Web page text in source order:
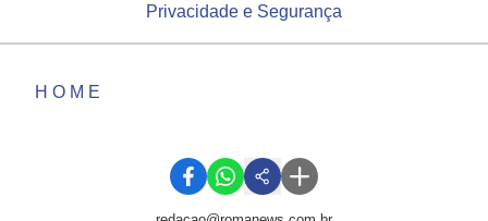
Privacidade e Segurança
HOME